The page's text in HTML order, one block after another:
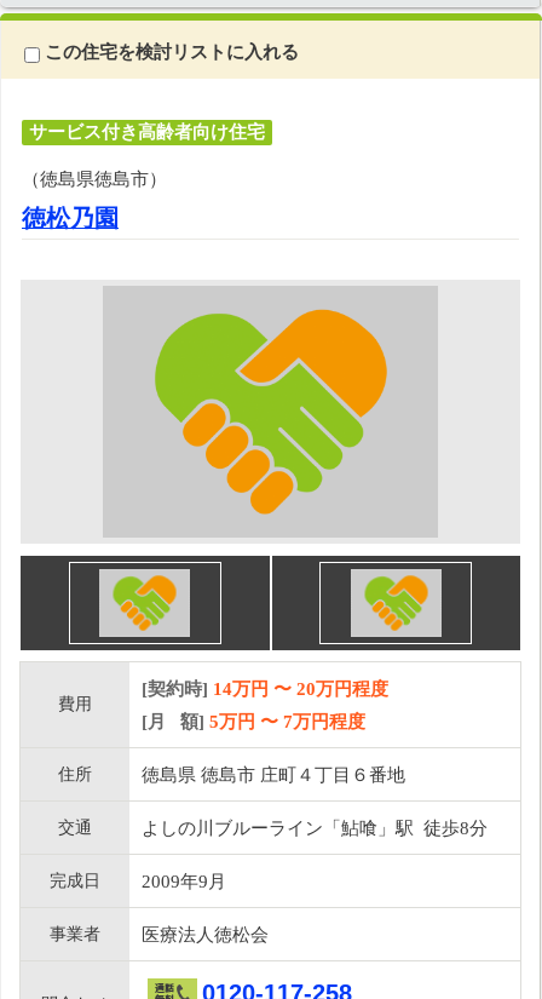
この住宅を検討リストに入れる
サービス付き高齢者向け住宅
（徳島県徳島市）
徳松乃園
費用
[契約時] 14万円 〜 20万円程度
[月 額] 5万円 〜 7万円程度
住所 徳島県 徳島市 庄町４丁目６番地
交通 よしの川ブルーライン「鮎喰」駅 徒歩8分
完成日 2009年9月
事業者 医療法人徳松会
0120-117-258